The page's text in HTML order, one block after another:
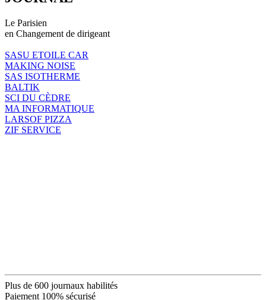
Le Parisien
en Changement de dirigeant
SASU ETOILE CAR
MAKING NOISE
SAS ISOTHERME
BALTIK
SCI DU CÈDRE
MA INFORMATIQUE
LARSOF PIZZA
ZIF SERVICE
Plus de 600 journaux habilités
Paiement 100% sécurisé